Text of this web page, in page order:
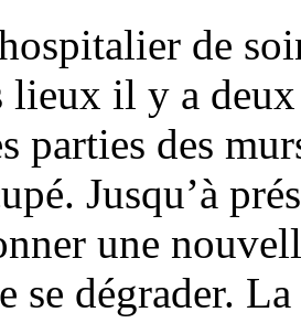
de
lieux il y a
parties des
Jusqu’à
une
se dégrader.